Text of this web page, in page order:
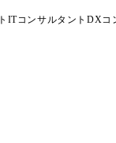
ITコンサルタントDXコ